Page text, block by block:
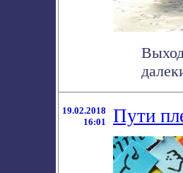
19.02.2018
16:01
Пути